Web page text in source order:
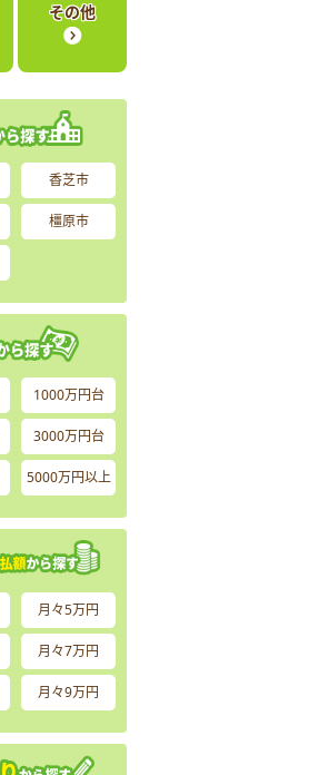
その他
香芝市
橿原市
1000万円台
3000万円台
5000万円以上
月々5万円
月々7万円
月々9万円